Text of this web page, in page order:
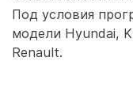
Под условия
модели Hyundai,
Renault.